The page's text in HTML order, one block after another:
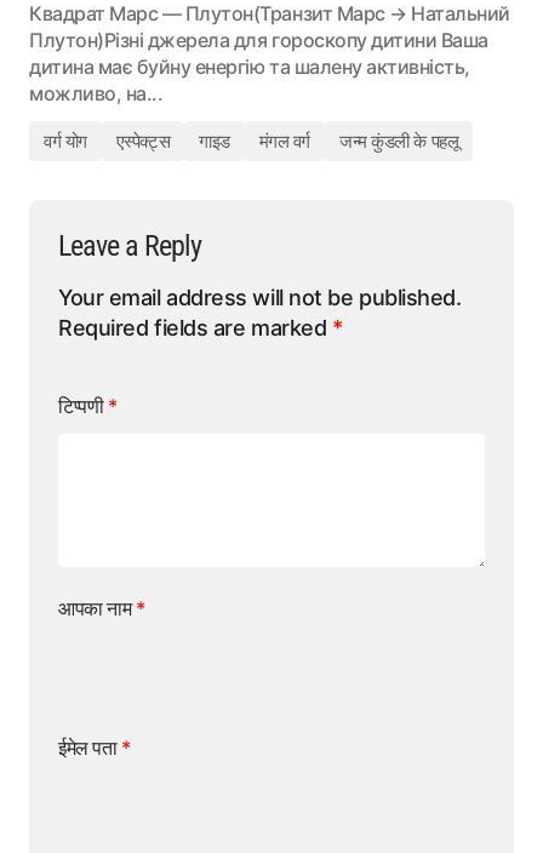
Квадрат Марс — Плутон(Транзит Марс → Натальний
Плутон)Різні джерела для гороскопу дитини Ваша
дитина має буйну енергію та шалену активність,
можливо, на...
वर्ग योग एस्पेक्ट्स गाइड मंगल वर्ग जन्म कुंडली के पहलू
Leave a Reply
Your email address will not be published.
Required fields are marked *
टिप्पणी *
आपका नाम*
ईमेल पता *